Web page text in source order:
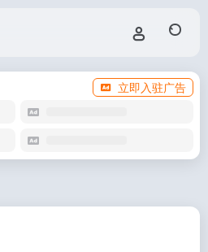
立即入驻广告